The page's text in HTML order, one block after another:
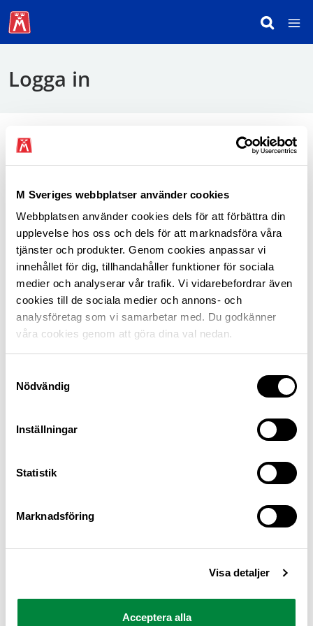
M Sveriges webbplatser använder cookies
Webbplatsen använder cookies dels för att förbättra din
upplevelse hos oss och dels för att marknadsföra våra
tjänster och produkter. Genom cookies anpassar vi
innehållet för dig, tillhandahåller funktioner för sociala
medier och analyserar vår trafik. Vi vidarebefordrar även
cookies till de sociala medier och annons- och
analysföretag som vi samarbetar med. Du godkänner
våra cookies genom att göra dina val nedan.
Nödvändig
Inställningar
Statistik
Marknadsföring
Visa detaljer
Acceptera alla
Logga in
För att logga in behöver du använda mobilt
BankID.
Logga in som medlem
M Sverige är Sveriges största konsumentorganisation
för bilister och andra trafikanter
Ansvarig utgivare: Heléne Lilja
Pressrum
Om oss